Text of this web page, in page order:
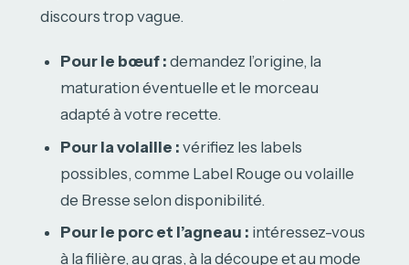
discours trop vague.
Pour le bœuf : demandez l’origine, la
maturation éventuelle et le morceau
adapté à votre recette.
Pour la volaille : vérifiez les labels
possibles, comme Label Rouge ou volaille
de Bresse selon disponibilité.
Pour le porc et l’agneau : intéressez-vous
à la filière, au gras, à la découpe et au mode